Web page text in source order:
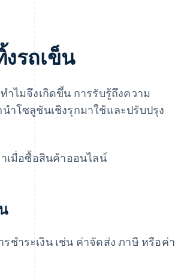
รถเข็น
ำไมจึงเกิดขึ้น การรับรู้ถึงความ
ำโซลูชันเชิงรุกมาใช้และปรับปรุง
เมื่อซื้อสินค้าออนไลน์
ำระเงิน เช่น ค่าจัดส่ง ภาษี หรือค่า